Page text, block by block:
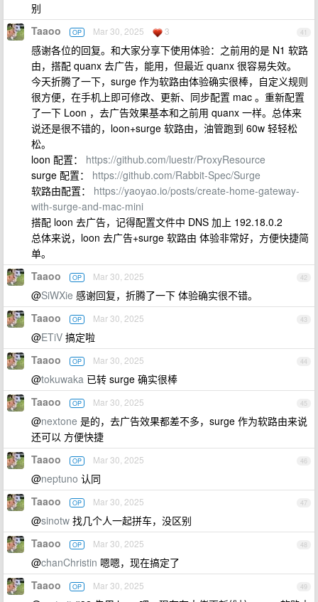
别
41
Taaoo OP Mar 30, 2025 3
感谢各位的回复。和大家分享下使用体验：之前用的是 N1 软路
由，搭配 quanx 去广告，能用，但最近 quanx 很容易失效。
今天折腾了一下，surge 作为软路由体验确实很棒，自定义规则
很方便，在手机上即可修改、更新、同步配置 mac 。重新配置
了一下 Loon ，去广告效果基本和之前用 quanx 一样。总体来
说还是很不错的，loon+surge 软路由，油管跑到 60w 轻轻松
松。
loon 配置： https://github.com/luestr/ProxyResource
surge 配置： https://github.com/Rabbit-Spec/Surge
软路由配置： https://yaoyao.io/posts/create-home-gateway-
with-surge-and-mac-mini
搭配 loon 去广告，记得配置文件中 DNS 加上 192.18.0.2
总体来说，loon 去广告+surge 软路由 体验非常好，方便快捷简
单。
42
Taaoo OP Mar 30, 2025
@SiWXie 感谢回复，折腾了一下 体验确实很不错。
43
Taaoo OP Mar 30, 2025
@ETiV 搞定啦
44
Taaoo OP Mar 30, 2025
@tokuwaka 已转 surge 确实很棒
45
Taaoo OP Mar 30, 2025
@nextone 是的，去广告效果都差不多，surge 作为软路由来说
还可以 方便快捷
46
Taaoo OP Mar 30, 2025
@neptuno 认同
47
Taaoo OP Mar 30, 2025
@sinotw 找几个人一起拼车，没区别
48
Taaoo OP Mar 30, 2025
@chanChristin 嗯嗯，现在搞定了
49
Taaoo OP Mar 30, 2025